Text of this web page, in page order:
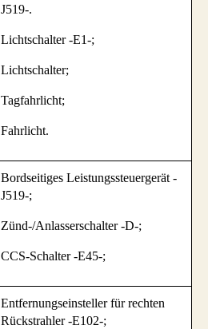
J519-.
Lichtschalter -E1-;
Lichtschalter;
Tagfahrlicht;
Fahrlicht.
Bordseitiges Leistungssteuergerät -
J519-;
Zünd-/Anlasserschalter -D-;
CCS-Schalter -E45-;
Entfernungseinsteller für rechten
Rückstrahler -E102-;